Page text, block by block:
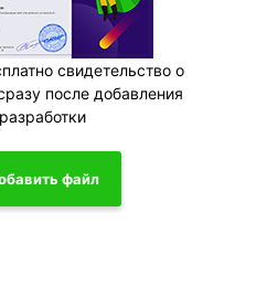
свидетельство о
после добавления
разработки
файл